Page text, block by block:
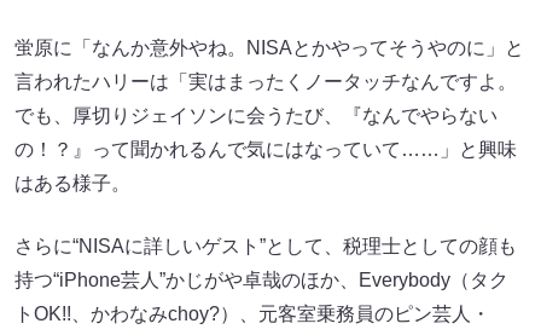
蛍原に「なんか意外やね。NISAとかやってそうやのに」と
言われたハリーは「実はまったくノータッチなんですよ。
でも、厚切りジェイソンに会うたび、『なんでやらない
の！？』って聞かれるんで気にはなっていて……」と興味
はある様子。
さらに“NISAに詳しいゲスト”として、税理士としての顔も
持つ“iPhone芸人”かじがや卓哉のほか、Everybody（タク
トOK!!、かわなみchoy?）、元客室乗務員のピン芸人・